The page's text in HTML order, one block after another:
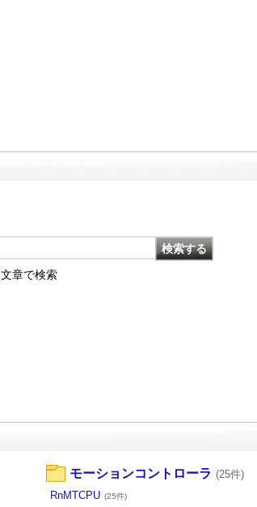
文章で検索
モーションコントローラ (25件)
RnMTCPU (25件)